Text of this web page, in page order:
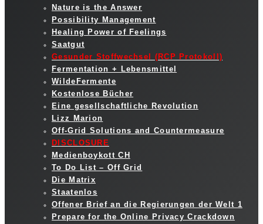
Nature is the Answer
Possibility Management
Healing Power of Feelings
Saatgut
Gesunder Stoffwechsel (RCP Protokoll)
Fermentation + Lebensmittel
WildeFermente
Kostenlose Bücher
Eine gesellschaftliche Revolution
Lizz Marion
Off-Grid Solutions and Countermeasure
DISCLOSURE
Medienboykott CH
To Do List – Off Grid
Die Matrix
Staatenlos
Offener Brief an die Regierungen der Welt 1
Prepare for the Online Privacy Crackdown